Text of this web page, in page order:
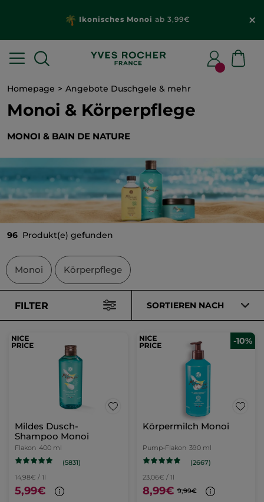
Ikonisches Monoi ab 3,99€
Homepage Angebote Duschgele & mehr
Monoi & Körperpflege
MONOI & BAIN DE NATURE
96 Produkt(e) gefunden
Monoi Körperpflege
FILTER SORTIEREN NACH
Mildes Dusch-
Shampoo Monoi
Flakon 400 ml
(5831)
14,98€ / 1l
5,99€
-10%
Körpermilch Monoi
Pump-Flakon 390 ml
(2667)
23,06€ / 1l
8,99€ 9,99€